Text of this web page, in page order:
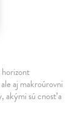
aj makroúrovni
akými sú cnosť a